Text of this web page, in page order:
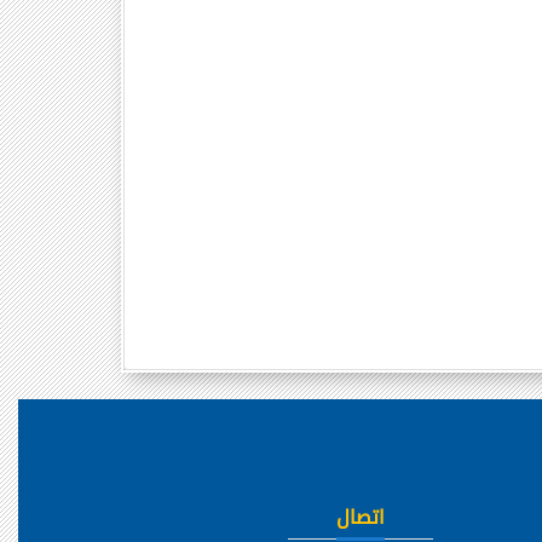
اتصال